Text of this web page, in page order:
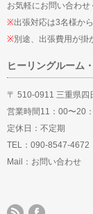
お気軽にお問い合わせ
※出張対応は3名様か
※別途、出張費用が掛
ヒーリングルーム
〒 510-0911 三重県四
営業時間11：00〜20
定休日：不定期
TEL：090-8547-4672
Mail： お問い合わせ